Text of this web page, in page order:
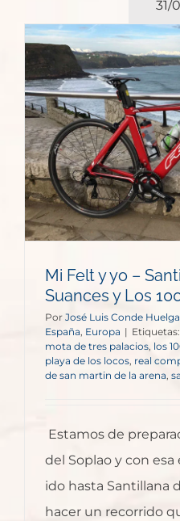
31/
Mi Felt y yo –
Suances y Los
Por José Luis Conde Huelga
España, Europa | Etiquetas:
mota de tres palacios, los
playa de los locos, real
de san martin de la arena,
Estamos de
del Soplao y con
ido hasta Santillana
hacer un recorrido